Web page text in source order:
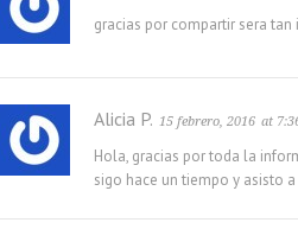
gracias por compartir sera
Alicia P. 15 febrero, 2016 at
Hola, gracias por toda la
sigo hace un tiempo y asisto